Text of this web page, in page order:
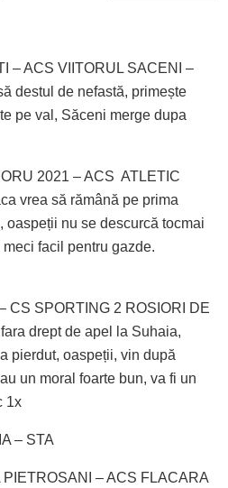
– ACS VIITORUL SACENI –
destul de nefastă, primește
pe val, Săceni merge dupa
2021 – ACS ATLETIC
vrea să rămână pe prima
oaspeții nu se descurcă tocmai
facil pentru gazde.
CS SPORTING 2 ROSIORI DE
drept de apel la Suhaia,
pierdut, oaspeții, vin după
un moral foarte bun, va fi un
1x
– STA
– ACS FLACARA